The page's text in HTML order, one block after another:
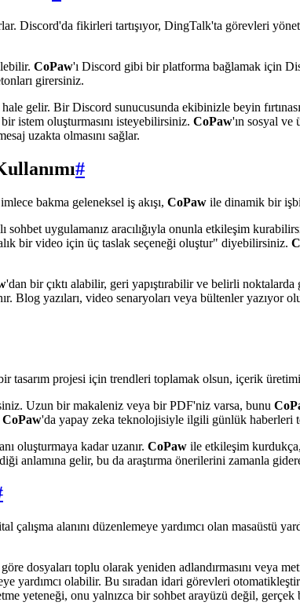
Discord'da fikirleri tartışıyor, DingTalk'ta görevleri
CoPaw'ı Discord gibi bir platforma bağlamak için
girersiniz.
gelir. Bir Discord sunucusunda ekibinizle beyin fırtınası
istem oluşturmasını isteyebilirsiniz. CoPaw'ın sosyal ve
uzakta olmasını sağlar.
#
bakma geleneksel iş akışı, CoPaw ile dinamik bir
sohbet uygulamanız aracılığıyla onunla etkileşim
bir video için üç taslak seçeneği oluştur" diyebilirsiniz.
'dan bir çıktı alabilir, geri yapıştırabilir ve belirli
Blog yazıları, video senaryoları veya bültenler yazıyor
tasarım projesi için trendleri toplamak olsun, içerik
Uzun bir makaleniz veya bir PDF'niz varsa, bunu
CoPaw'da yapay zeka teknolojisiyle ilgili günlük haberleri
oluşturmaya kadar uzanır. CoPaw ile etkileşim
anlamına gelir, bu da araştırma önerilerini zamanla
çalışma alanını düzenlemeye yardımcı olan masaüstü
dosyaları toplu olarak yeniden adlandırmasını veya
yardımcı olabilir. Bu sıradan idari görevleri
yeteneği, onu yalnızca bir sohbet arayüzü değil, gerçek